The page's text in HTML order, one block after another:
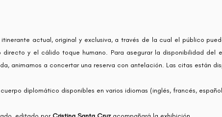
itinerante actual, original y exclusiva, a través de la cual el público
y el cálido toque humano. Para asegurar la disponibilidad del
animamos a concertar una reserva con antelación. Las citas están
diplomático disponibles en varios idiomas (inglés, francés,